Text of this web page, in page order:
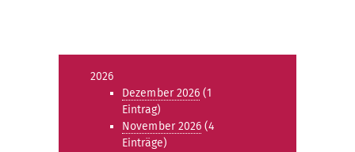
2026
Dezember 2026 (1
Eintrag)
November 2026 (4
Einträge)